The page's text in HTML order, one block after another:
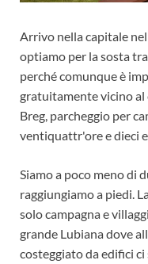
Arrivo nella capitale
optiamo per la sosta
perché comunque è
gratuitamente vicino al
Breg, parcheggio per
ventiquattr'ore e dieci
Siamo a poco meno di
raggiungiamo a piedi.
solo campagna e
grande Lubiana dove
costeggiato da edifici